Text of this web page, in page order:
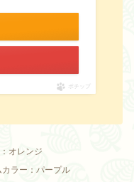
ポチップ
オレンジ
カラー：パープル